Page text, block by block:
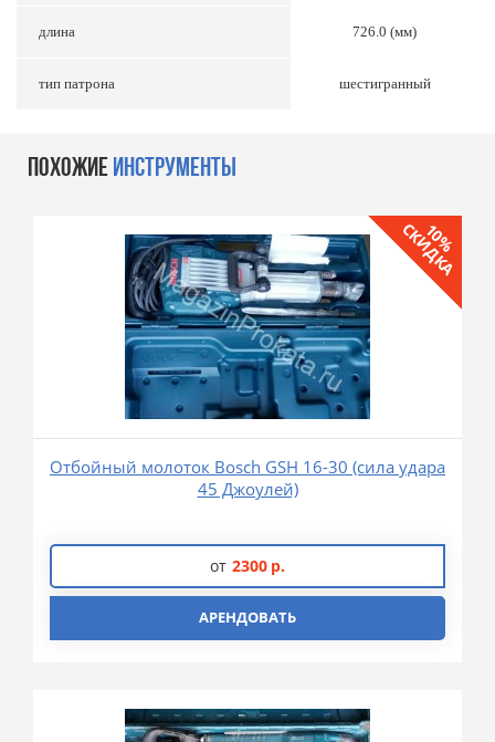
длина 726.0 (мм)
тип патрона шестигранный
ПОХОЖИЕ ИНСТРУМЕНТЫ
10%
СКИДКА
Отбойный молоток Bosch GSH 16-30 (сила удара
45 Джоулей)
от 2300 р.
АРЕНДОВАТЬ